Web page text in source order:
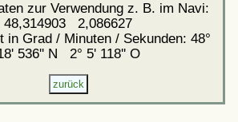
zur Verwendung z. B. im Navi:
48,314903 2,086627
in Grad / Minuten / Sekunden: 48°
536'' N 2° 5' 118'' O